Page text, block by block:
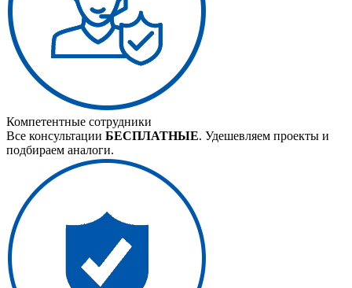
Компетентные сотрудники
Все консультации БЕСПЛАТНЫЕ. Удешевляем проекты и
подбираем аналоги.